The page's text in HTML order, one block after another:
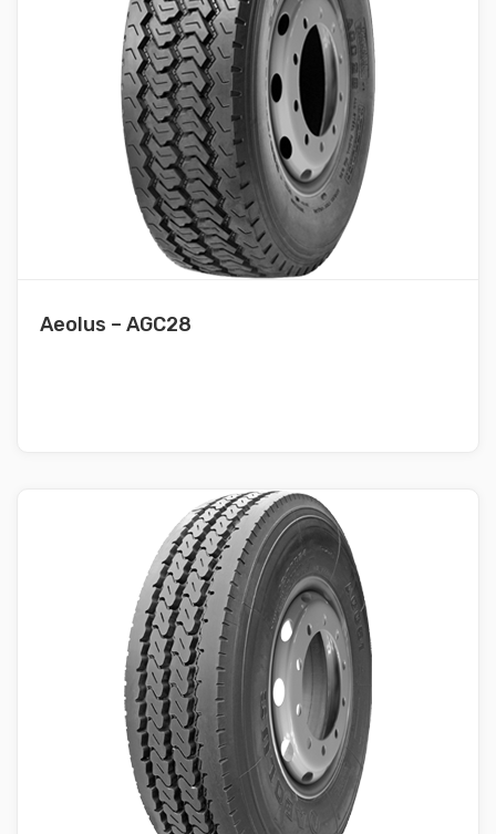
Aeolus – AGC28